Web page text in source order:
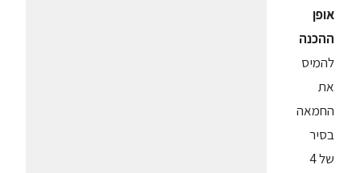
אופן
ההכנה
להמיס
את
החמאה
בסיר
של 4